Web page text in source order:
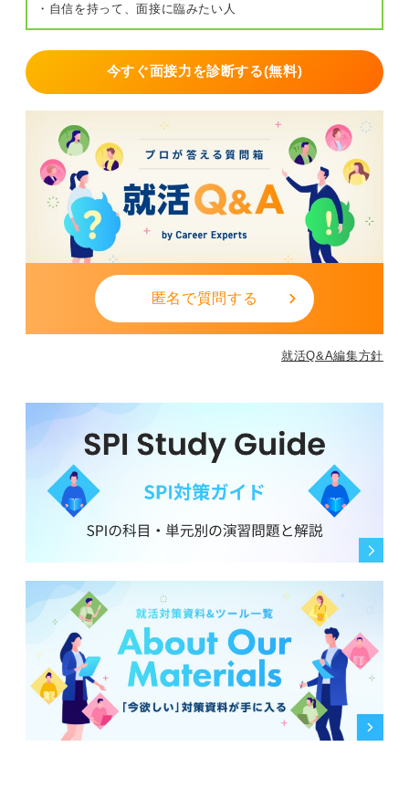
・自信を持って、面接に臨みたい人
今すぐ面接力を診断する(無料)
匿名で質問する
就活Q&A編集方針